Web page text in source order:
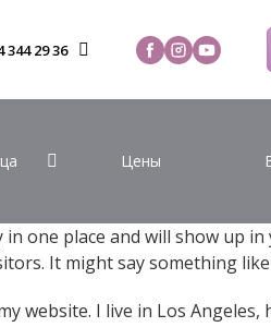
344 29 36
Цены
one place and will show up
It might say something
website. I live in Los Angeles,